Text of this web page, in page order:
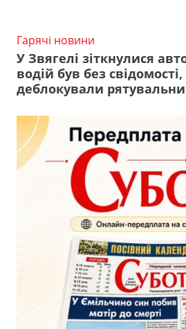
Гарячі новини
У Звягелі зіткнулися
водій був без
деблокували